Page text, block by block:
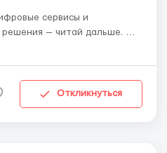
сервисы и
— читай дальше. 👤
прорывных инновационных
Откликнуться